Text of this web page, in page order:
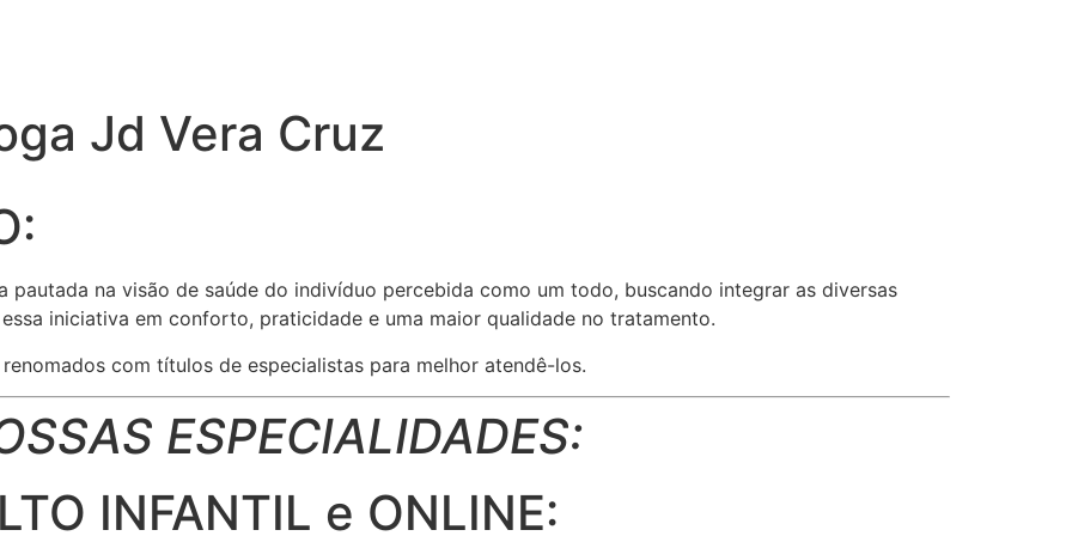
Jd Vera Cruz
pautada na visão de saúde do indivíduo percebida como um todo, buscando integrar as diversas
iniciativa em conforto, praticidade e uma maior qualidade no tratamento.
com títulos de especialistas para melhor atendê-los.
ESPECIALIDADES:
INFANTIL e ONLINE: